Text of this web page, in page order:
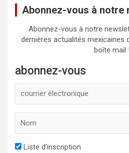
Abonnez-vous à notre
Abonnez-vous à notre
dernières actualités mexicaines
boîte mail !
abonnez-vous
Liste d'inscription